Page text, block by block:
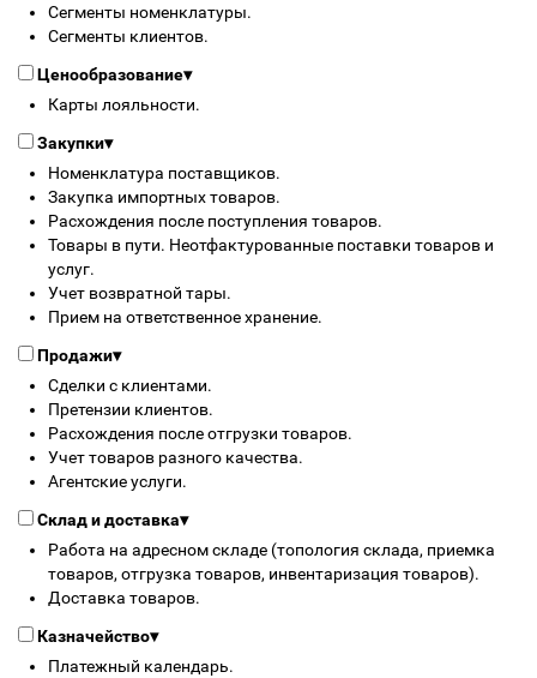
Сегменты номенклатуры.
Сегменты клиентов.
Ценообразование▾
Карты лояльности.
Закупки▾
Номенклатура поставщиков.
Закупка импортных товаров.
Расхождения после поступления товаров.
Товары в пути. Неотфактурованные поставки товаров и
услуг.
Учет возвратной тары.
Прием на ответственное хранение.
Продажи▾
Сделки с клиентами.
Претензии клиентов.
Расхождения после отгрузки товаров.
Учет товаров разного качества.
Агентские услуги.
Склад и доставка▾
Работа на адресном складе (топология склада, приемка
товаров, отгрузка товаров, инвентаризация товаров).
Доставка товаров.
Казначейство▾
Платежный календарь.